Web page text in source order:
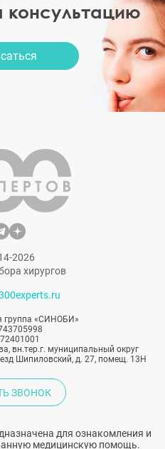
консультацию
2026
хирургов
группа «СИНОБИ»
вн.тер.г. муниципальный округ
Шипиловский, д. 27, помещ. 13Н
ЗВОНОК
для ознакомления и
медицинскую помощь.